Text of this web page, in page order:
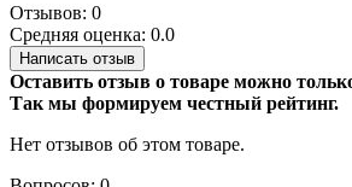
Отзывов: 0
Средняя оценка: 0.0
Написать отзыв
Оставить отзыв о товаре можно
Так мы формируем честный рейтинг.
Нет отзывов об этом товаре.